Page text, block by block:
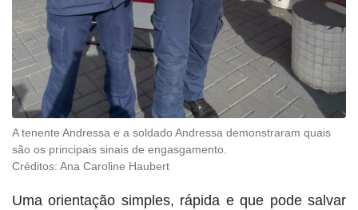
A tenente Andressa e a soldado Andressa demonstraram quais
são os principais sinais de engasgamento.
Créditos: Ana Caroline Haubert
Uma orientação simples, rápida e que pode salvar